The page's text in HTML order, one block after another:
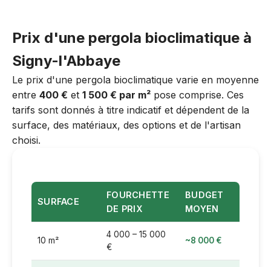
Prix d'une pergola bioclimatique à
Signy-l'Abbaye
Le prix d'une pergola bioclimatique varie en moyenne
entre 400 € et 1 500 € par m² pose comprise. Ces
tarifs sont donnés à titre indicatif et dépendent de la
surface, des matériaux, des options et de l'artisan
choisi.
SURFACE
FOURCHETTE
DE PRIX
BUDGET
MOYEN
10 m²
4 000 – 15 000
€
~8 000 €